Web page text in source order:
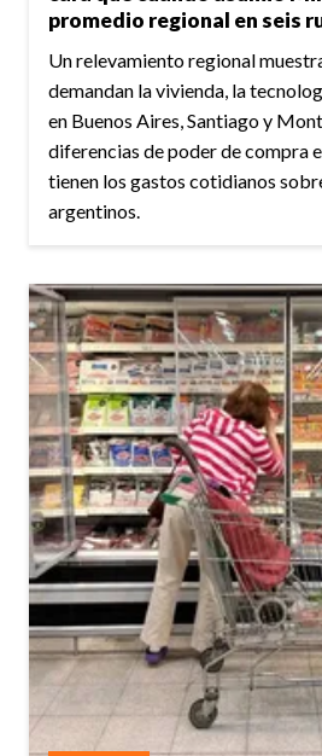
promedio regional en seis
Un relevamiento regional
demandan la vivienda, la
en Buenos Aires, Santiago y
diferencias de poder de compra
tienen los gastos cotidianos
argentinos.